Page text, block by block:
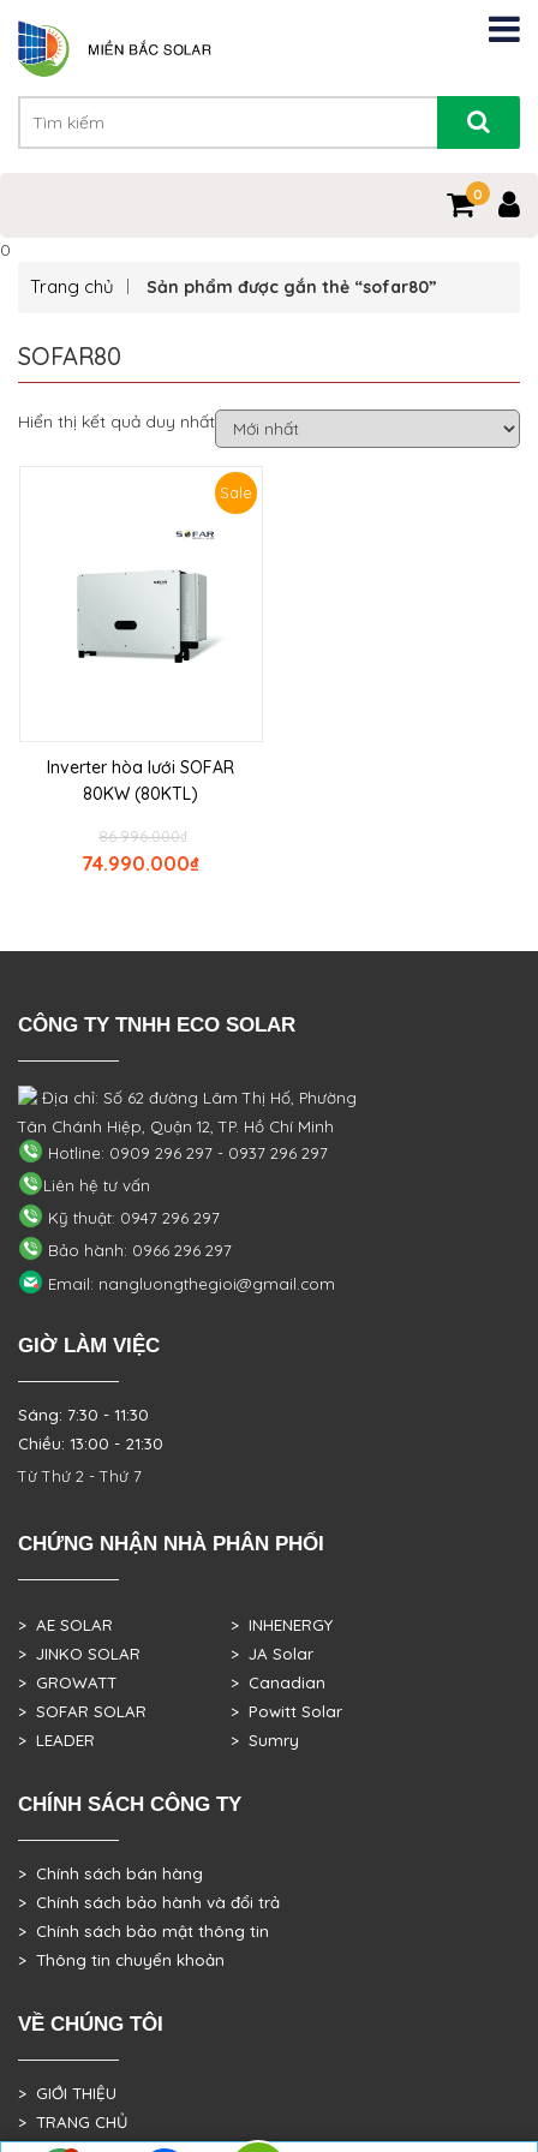
0
0
Trang chủ Sản phẩm được gắn thẻ “sofar80”
SOFAR80
Hiển thị kết quả duy nhất
Sale
Inverter hòa lưới SOFAR
80KW (80KTL)
₫
86.996.000
₫
74.990.000
CÔNG TY TNHH ECO SOLAR
Địa chỉ: Số 62 đường Lâm Thị Hố, Phường
Tân Chánh Hiệp, Quận 12, TP. Hồ Chí Minh
Hotline: 0909 296 297 - 0937 296 297
Liên hệ tư vấn
Kỹ thuật: 0947 296 297
Bảo hành: 0966 296 297
Email: nangluongthegioi@gmail.com
GIỜ LÀM VIỆC
Sáng: 7:30 - 11:30
Chiều: 13:00 - 21:30
Từ Thứ 2 - Thứ 7
CHỨNG NHẬN NHÀ PHÂN PHỐI
> AE SOLAR
> JINKO SOLAR
> GROWATT
> SOFAR SOLAR
> LEADER
> INHENERGY
> JA Solar
> Canadian
> Powitt Solar
> Sumry
CHÍNH SÁCH CÔNG TY
> Chính sách bán hàng
> Chính sách bảo hành và đổi trả
> Chính sách bảo mật thông tin
> Thông tin chuyển khoản
VỀ CHÚNG TÔI
> GIỚI THIỆU
> TRANG CHỦ